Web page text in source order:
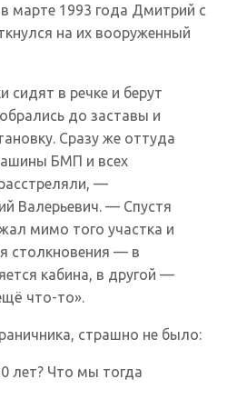
марте 1993 года Дмитрий с
на их вооруженный
сидят в речке и берут
до заставы и
Сразу же оттуда
БМП и всех
—
Валерьевич. — Спустя
мимо того участка и
столкновения — в
кабина, в другой —
что-то».
страшно не было:
лет? Что мы тогда